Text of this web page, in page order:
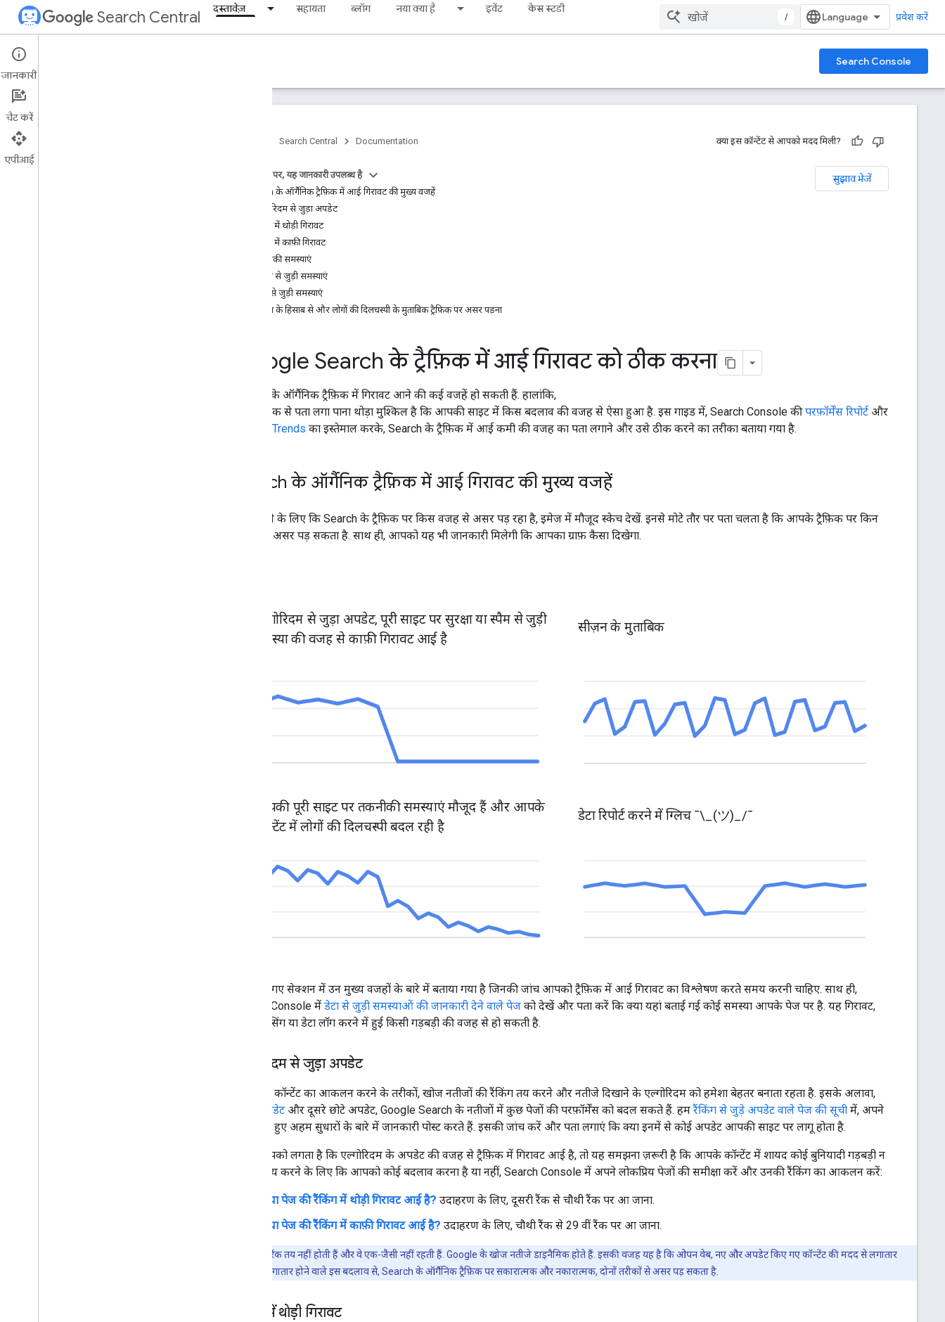
Search Central दस्तावेज़ सहायता ब्लॉग नया क्या है इवेंट केस स्टडी
/ प्रवेश करें
Documentation Search Console
शुरुआती जानकारी
निर्देश
Search Central Documentation क्या इस कॉन्टेंट से आपको मदद मिली?
सुझाव भेजें
इस पेज पर, यह जानकारी उपलब्ध है
Search के ऑर्गैनिक ट्रैफ़िक में आई गिरावट की मुख्य वजहें
एल्गोरिदम से जुड़ा अपडेट
रैंकिंग में थोड़ी गिरावट
रैंकिंग में काफ़ी गिरावट
तकनीकी समस्याएं
सुरक्षा से जुड़ी समस्याएं
स्पैम से जुड़ी समस्याएं
सीज़न के हिसाब से और लोगों की दिलचस्पी के मुताबिक ट्रैफ़िक पर असर पड़ना
Google Search के ट्रैफ़िक में आई गिरावट को ठीक करना
Search के ऑर्गैनिक ट्रैफ़िक में गिरावट आने की कई वजहें हो सकती हैं. हालांकि,
इसका ठीक से पता लगा पाना थोड़ा मुश्किल है कि आपकी साइट में किस बदलाव की वजह से ऐसा हुआ है. इस गाइड में, Search Console कीपरफ़ॉर्मेंस रिपोर्ट और
Google Trends का इस्तेमाल करके, Search के ट्रैफ़िक में आई कमी की वजह का पता लगाने और उसे ठीक करने का तरीका बताया गया है.
Search के ऑर्गैनिक ट्रैफ़िक में आई गिरावट की मुख्य वजहें
यह जानने के लिए कि Search के ट्रैफ़िक पर किस वजह से असर पड़ रहा है, इमेज में मौजूद स्केच देखें. इनसे मोटे तौर पर पता चलता है कि आपके ट्रैफ़िक पर किन
चीज़ों का असर पड़ सकता है. साथ ही, आपको यह भी जानकारी मिलेगी कि आपका ग्राफ़ कैसा दिखेगा.
एल्गोरिदम से जुड़ा अपडेट, पूरी साइट पर सुरक्षा या स्पैम से जुड़ी
समस्या की वजह से काफ़ी गिरावट आई है
सीज़न के मुताबिक
आपकी पूरी साइट पर तकनीकी समस्याएं मौजूद हैं और आपके
कॉन्टेंट में लोगों की दिलचस्पी बदल रही है
डेटा रिपोर्ट करने में ग्लिच ¯\_(ツ)_/¯
नीचे दिए गए सेक्शन में उन मुख्य वजहों के बारे में बताया गया है जिनकी जांच आपको ट्रैफ़िक में आई गिरावट का विश्लेषण करते समय करनी चाहिए. साथ ही,
Search Console में डेटा से जुड़ी समस्याओं की जानकारी देने वाले पेज को देखें और पता करें कि क्या यहां बताई गई कोई समस्या आपके पेज पर है. यह गिरावट,
डेटा प्रोसेसिंग या डेटा लॉग करने में हुई किसी गड़बड़ी की वजह से हो सकती है.
एल्गोरिदम से जुड़ा अपडेट
Google, कॉन्टेंट का आकलन करने के तरीकों, खोज नतीजों की रैंकिंग तय करने और नतीजे दिखाने के एल्गोरिदम को हमेशा बेहतर बनाता रहता है. इसके अलावा,
मुख्य अपडेट और दूसरे छोटे अपडेट, Google Search के नतीजों में कुछ पेजों की परफ़ॉर्मेंस को बदल सकते हैं. हमरैंकिंग से जुड़े अपडेट वाले पेज की सूची में, अपने
सिस्टम में हुए अहम सुधारों के बारे में जानकारी पोस्ट करते हैं. इसकी जांच करें और पता लगाएं कि क्या इनमें से कोई अपडेट आपकी साइट पर लागू होता है.
अगर आपको लगता है कि एल्गोरिदम के अपडेट की वजह से ट्रैफ़िक में गिरावट आई है, तो यह समझना ज़रूरी है कि आपके कॉन्टेंट में शायद कोई बुनियादी गड़बड़ी न
हो. यह तय करने के लिए कि आपको कोई बदलाव करना है या नहीं, Search Console में अपने लोकप्रिय पेजों की समीक्षा करें और उनकी रैंकिंग का आकलन करें:
क्या पेज की रैंकिंग में थोड़ी गिरावट आई है? उदाहरण के लिए, दूसरी रैंक से चौथी रैंक पर आ जाना.
क्या पेज की रैंकिंग में काफ़ी गिरावट आई है? उदाहरण के लिए, चौथी रैंक से 29 वीं रैंक पर आ जाना.
ध्यान रखें कि रैंक तय नहीं होती हैं और वे एक-जैसी नहीं रहती हैं. Google के खोज नतीजे डाइनैमिक होते हैं. इसकी वजह यह है कि ओपन वेब, नए और अपडेट किए गए कॉन्टेंट की मदद से लगातार
बदलता रहता है. लगातार होने वाले इस बदलाव से, Search के ऑर्गैनिक ट्रैफ़िक पर सकारात्मक और नकारात्मक, दोनों तरीकों से असर पड़ सकता है.
रैंकिंग में थोड़ी गिरावट
जानकारी
चैट करें
एपीआई